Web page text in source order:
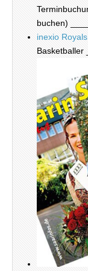
buchen)
inexio
Basketballer